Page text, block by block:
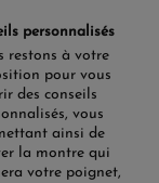
personnalisés
restons à votre
pour vous
des conseils
vous
ainsi de
la montre qui
votre poignet,